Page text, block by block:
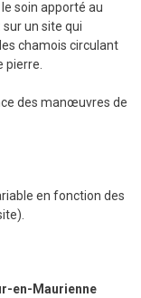
soin apporté au
un site qui
chamois circulant
des manœuvres de
en fonction des
en-Maurienne